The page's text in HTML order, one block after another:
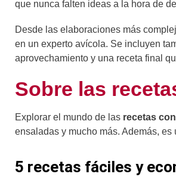
que nunca falten ideas a la hora de
Desde las elaboraciones más
en un experto avícola. Se incluyen
aprovechamiento y una receta final
Sobre las
Explorar el mundo de las recetas
ensaladas y mucho más. Además,
5 recetas fáciles y